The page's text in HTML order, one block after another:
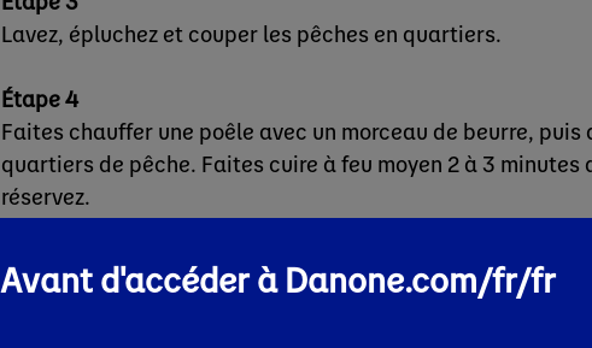
Lavez, épluchez et couper les pêches en quartiers.
Étape 4
Faites chauffer une poêle avec un morceau de beurre,
quartiers de pêche. Faites cuire à feu moyen 2 à 3 minutes
réservez.
Étape 5
Faites chauffer une poêle antiadhésive (pour la cuisson
moyen avec une cuillère à soupe d’huile à étaler avec un
Avant d'accéder à Danone.com/fr/fr